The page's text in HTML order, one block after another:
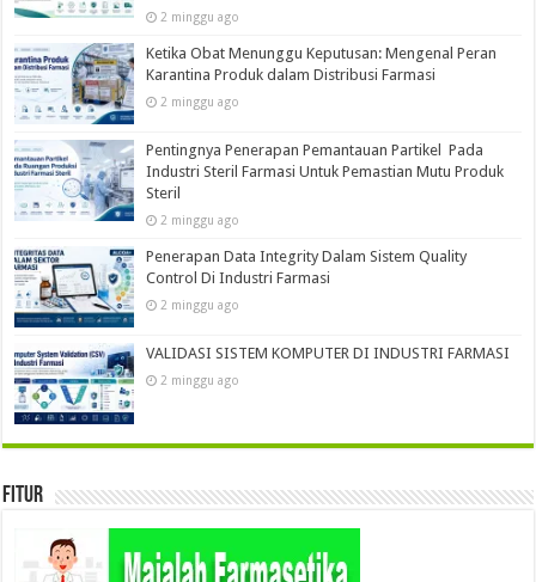
2 minggu ago
Ketika Obat Menunggu Keputusan: Mengenal Peran
Karantina Produk dalam Distribusi Farmasi
2 minggu ago
Pentingnya Penerapan Pemantauan Partikel Pada
Industri Steril Farmasi Untuk Pemastian Mutu Produk
Steril
2 minggu ago
Penerapan Data Integrity Dalam Sistem Quality
Control Di Industri Farmasi
2 minggu ago
VALIDASI SISTEM KOMPUTER DI INDUSTRI FARMASI
2 minggu ago
Fitur